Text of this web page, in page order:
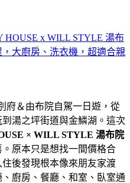
HOUSE x WILL STYLE 湯布
大廚房、洗衣機，超適合親
府＆由布院自駕一日遊，從
湯之坪街道與金鱗湖。這次
× WILL STYLE 湯布院
原本只是想找一間價格合
後發現根本像來朋友家渡
廚房、餐廳、和室、臥室通